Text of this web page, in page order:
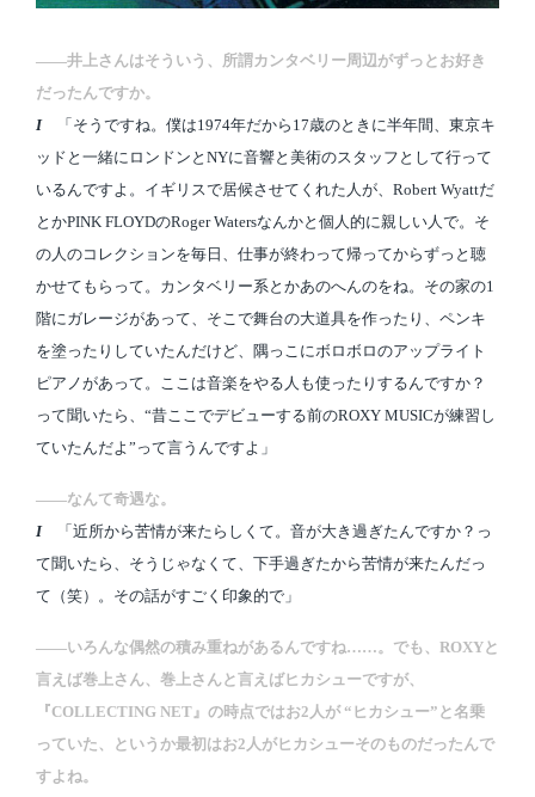
――井上さんはそういう、所謂カンタベリー周辺がずっとお好き
だったんですか。
I「そうですね。僕は1974年だから17歳のときに半年間、東京キ
ッドと一緒にロンドンとNYに音響と美術のスタッフとして行って
いるんですよ。イギリスで居候させてくれた人が、Robert Wyattだ
とかPINK FLOYDのRoger Watersなんかと個人的に親しい人で。そ
の人のコレクションを毎日、仕事が終わって帰ってからずっと聴
かせてもらって。カンタベリー系とかあのへんのをね。その家の1
階にガレージがあって、そこで舞台の大道具を作ったり、ペンキ
を塗ったりしていたんだけど、隅っこにボロボロのアップライト
ピアノがあって。ここは音楽をやる人も使ったりするんですか？
って聞いたら、“昔ここでデビューする前のROXY MUSICが練習し
ていたんだよ”って言うんですよ」
――なんて奇遇な。
I「近所から苦情が来たらしくて。音が大き過ぎたんですか？っ
て聞いたら、そうじゃなくて、下手過ぎたから苦情が来たんだっ
て（笑）。その話がすごく印象的で」
――いろんな偶然の積み重ねがあるんですね……。でも、ROXYと
言えば巻上さん、巻上さんと言えばヒカシューですが、
『COLLECTING NET』の時点ではお2人が “ヒカシュー”と名乗
っていた、というか最初はお2人がヒカシューそのものだったんで
すよね。